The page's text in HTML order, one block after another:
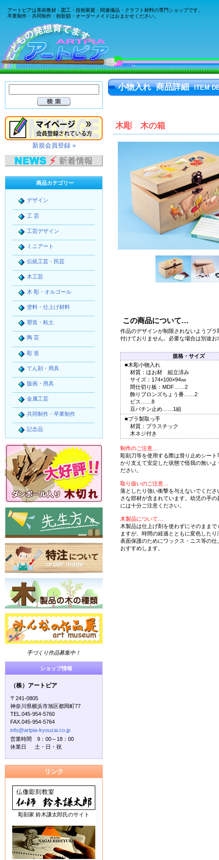
アートピアは美術教材・図工・技術家庭・関連備品・クラフト材料の専門ショップです。
卒業制作・共同制作・校歌額・オーダーメイドはおまかせください。
小物入れ 商品詳細 ITEM
木彫 木の箱
この商品について…
作品のデザインが制限されないようプラ
付けておりません。必要な場合は別途お
規格・サイズ
■木彫小物入れ
材質：ほお材 組立済み
サイズ：174×100×94㎜
間仕切り板：MDF……2
飾りブロンズちょう番……2
ビス……8
豆パチン止め……1組
■プラ製取っ手
材質：プラスチック
木ネジ付き
制作のご注意…
彫刻刀等を使用する際は滑り止めシート
かり支えて安定した状態で怪我の無いよ
ださい。
取り扱いのご注意…
落としたり強い衝撃を与えないでくださ
さな部材が含まれています。幼児の手の
には十分ご注意ください。
木製品について…
木製品は仕上げ剤を使わずにそのままで
ますが、時間の経過とともに変色した
表面保護のためにワックス・ニス等の仕
おすすめします。
新規会員登録 »
商品カテゴリー
デザイン
工 芸
工芸デザイン
ミニアート
伝統工芸・民芸
木工芸
木 彫・オルゴール
塗料・仕上げ材料
塑造・粘土
陶 芸
彫 造
てん刻・用具
版画・用具
金属工芸
共同制作・卒業制作
記念品
手づくり作品募集中！
ショップ情報
（株）アートピア
〒241-0805
神奈川県横浜市旭区都岡町77
TEL.045-954-5760
FAX.045-954-5764
info@artpia-kyouzai.co.jp
営業時間 9：00～18：00
休業日 土・日・祝
リンク
彫刻家 鈴木謙太郎氏のサイト